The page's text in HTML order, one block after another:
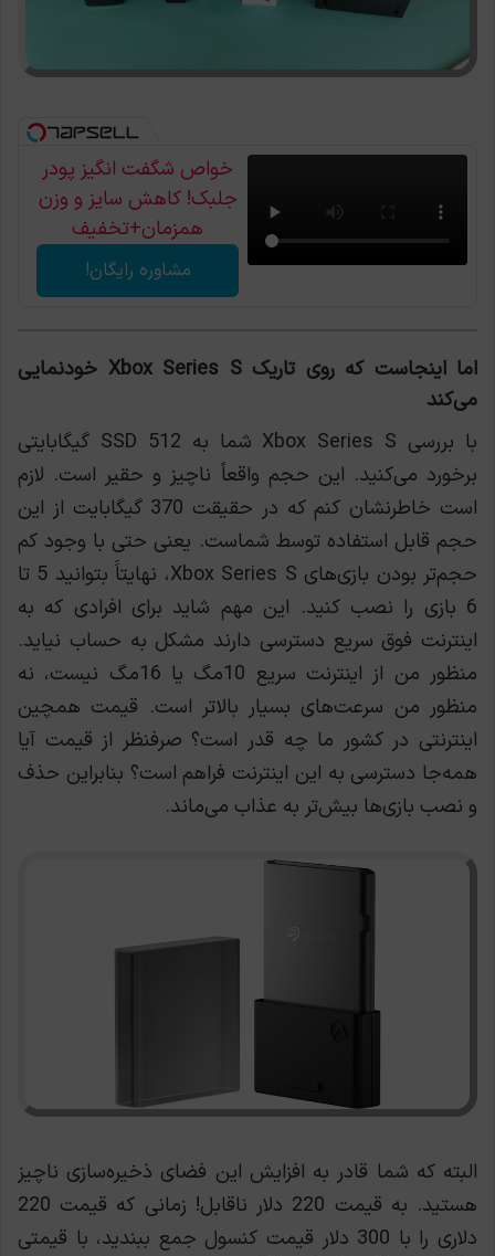
خواص شگفت انگیز پودر
جلبک! کاهش سایز و وزن
همزمان+تخفیف
مشاوره رایگان!
اما اینجاست که روی تاریک Xbox Series S خودنمایی
می‌کند
با بررسی Xbox Series S شما به SSD 512 گیگابایتی
برخورد می‌کنید. این حجم واقعاً ناچیز و حقیر است. لازم
است خاطرنشان کنم که در حقیقت 370 گیگابایت از این
حجم قابل استفاده توسط شماست. یعنی حتی با وجود کم
حجم‌تر بودن بازی‌های Xbox Series S، نهایتاََ بتوانید 5 تا
6 بازی را نصب کنید. این مهم شاید برای افرادی که به
اینترنت فوق سریع دسترسی دارند مشکل به حساب نیاید.
منظور من از اینترنت سریع 10مگ یا 16مگ نیست، نه
منظور من سرعت‌های بسیار بالاتر است. قیمت همچین
اینترنتی در کشور ما چه قدر است؟ صرفنظر از قیمت آیا
همه‌جا دسترسی به این اینترنت فراهم است؟ بنابراین حذف
و نصب بازی‌ها بیش‌تر به عذاب می‌ماند.
البته که شما قادر به افزایش این فضای ذخیره‌سازی ناچیز
هستید. به قیمت 220 دلار ناقابل! زمانی که قیمت 220
دلاری را با 300 دلار قیمت کنسول جمع ببندید، با قیمتی